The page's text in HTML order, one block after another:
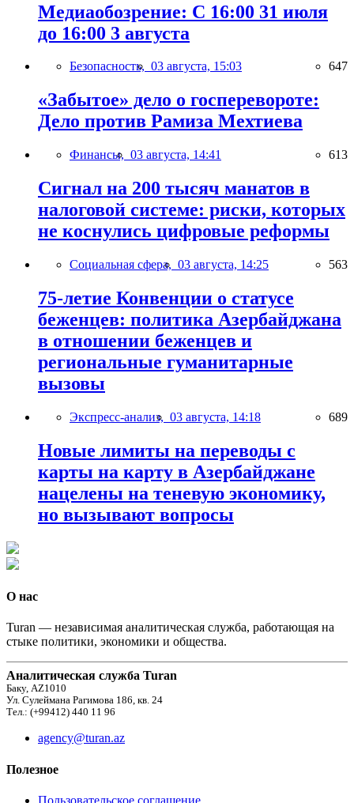
Медиаобозрение: С 16:00 31 июля
до 16:00 3 августа
Безопасность, 03 августа, 15:03 647
«Забытое» дело о госперевороте:
Дело против Рамиза Мехтиева
Финансы, 03 августа, 14:41 613
Сигнал на 200 тысяч манатов в
налоговой системе: риски, которых
не коснулись цифровые реформы
Социальная сфера, 03 августа, 14:25 563
75-летие Конвенции о статусе
беженцев: политика Азербайджана
в отношении беженцев и
региональные гуманитарные
вызовы
Экспресс-анализ, 03 августа, 14:18 689
Новые лимиты на переводы с
карты на карту в Азербайджане
нацелены на теневую экономику,
но вызывают вопросы
О нас
Turan — независимая аналитическая служба, работающая на
стыке политики, экономики и общества.
Аналитическая служба Turan
Баку, AZ1010
Ул. Сулеймана Рагимова 186, кв. 24
Тел.: (+99412) 440 11 96
agency@turan.az
Полезное
Пользовательское соглашение